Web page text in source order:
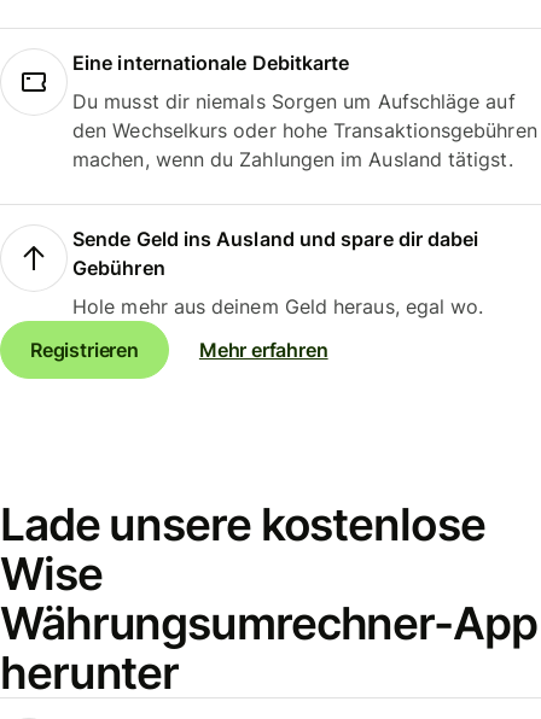
Eine internationale Debitkarte
Du musst dir niemals Sorgen um Aufschläge auf
den Wechselkurs oder hohe Transaktionsgebühren
machen, wenn du Zahlungen im Ausland tätigst.
Sende Geld ins Ausland und spare dir dabei
Gebühren
Hole mehr aus deinem Geld heraus, egal wo.
Registrieren
Mehr erfahren
Lade unsere kostenlose
Wise
Währungsumrechner-App
herunter